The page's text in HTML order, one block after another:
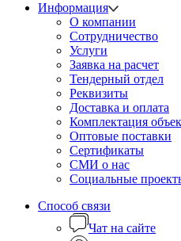
Информация
О компании
Сотрудничество
Услуги
Заявка на расчет
Тендерный отдел
Реквизиты
Доставка и оплата
Комплектация
Оптовые поставки
Сертификаты
СМИ о нас
Социальные
Способ связи
Чат на сайте